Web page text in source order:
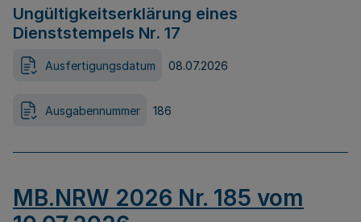
Ungültigkeitserklärung eines
Dienststempels Nr. 17
Ausfertigungsdatum 08.07.2026
Ausgabennummer 186
MB.NRW 2026 Nr. 185 vom